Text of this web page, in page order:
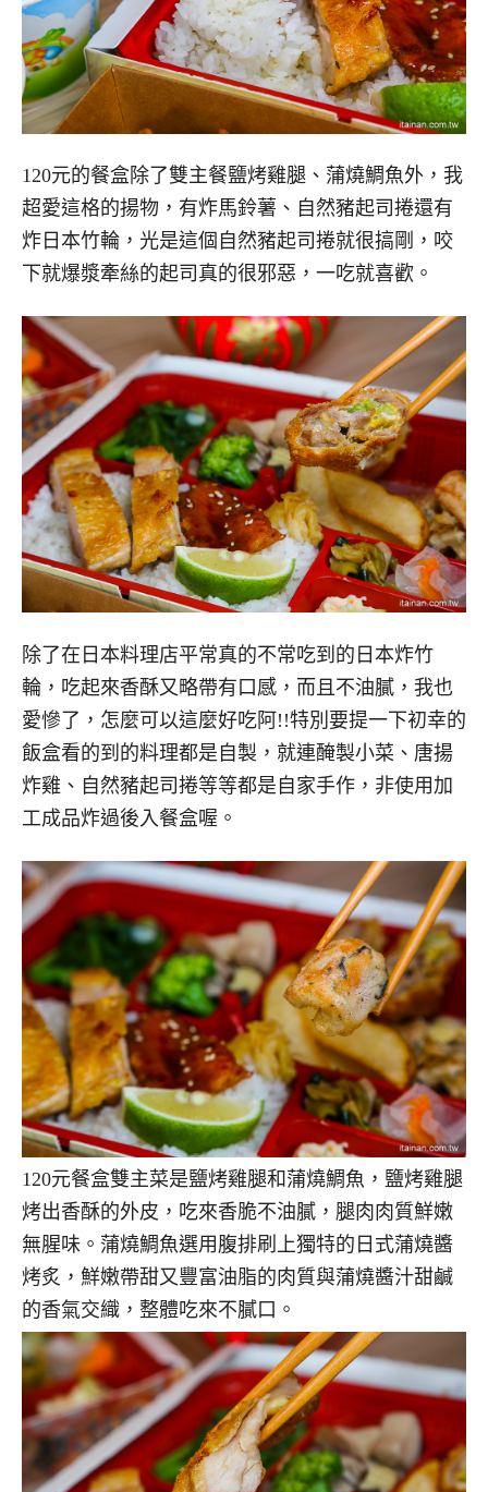
120元的餐盒除了雙主餐鹽烤雞腿、蒲燒鯛魚外，我
超愛這格的揚物，有炸馬鈴薯、自然豬起司捲還有
炸日本竹輪，光是這個自然豬起司捲就很搞剛，咬
下就爆漿牽絲的起司真的很邪惡，一吃就喜歡。
除了在日本料理店平常真的不常吃到的日本炸竹
輪，吃起來香酥又略帶有口感，而且不油膩，我也
愛慘了，怎麼可以這麼好吃阿!!特別要提一下初幸的
飯盒看的到的料理都是自製，就連醃製小菜、唐揚
炸雞、自然豬起司捲等等都是自家手作，非使用加
工成品炸過後入餐盒喔。
120元餐盒雙主菜是鹽烤雞腿和蒲燒鯛魚，鹽烤雞腿
烤出香酥的外皮，吃來香脆不油膩，腿肉肉質鮮嫩
無腥味。蒲燒鯛魚選用腹排刷上獨特的日式蒲燒醬
烤炙，鮮嫩帶甜又豐富油脂的肉質與蒲燒醬汁甜鹹
的香氣交織，整體吃來不膩口。